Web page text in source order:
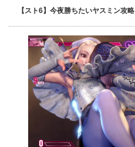
【スト6】今夜勝ちたいヤスミン攻略